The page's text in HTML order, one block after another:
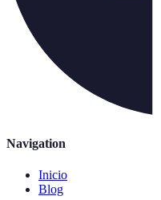
Navigation
Inicio
Blog